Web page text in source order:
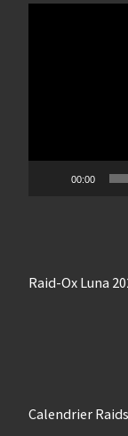
00:00
Raid-Ox Luna
Calendrier Raids